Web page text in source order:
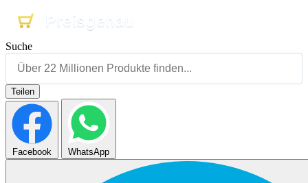
Preisgenau
Preisgenau
Preisgenau
Suche
Teilen
Facebook WhatsApp